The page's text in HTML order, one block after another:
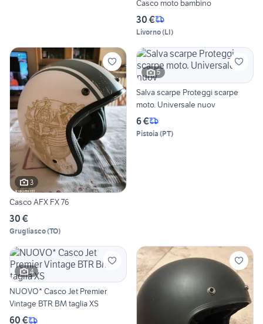
Casco moto bambino
30 €
Livorno(LI)
3
Casco AFX FX 76
30 €
Grugliasco(TO)
5
Salva scarpe Proteggi scarpe
moto. Universale nuov
6 €
Pistoia (PT)
4
NUOVO* Casco Jet Premier
Vintage BTR BM taglia XS
60 €